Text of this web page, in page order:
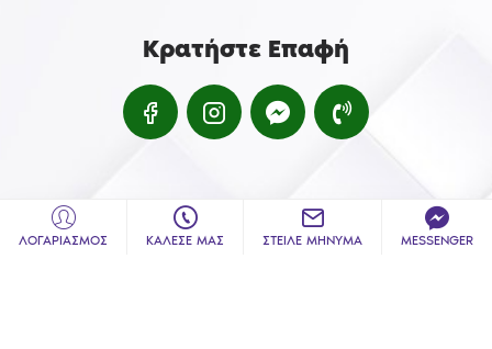
Κρατήστε Επαφή
ΛΟΓΑΡΙΑΣΜΟΣ ΚΑΛΕΣΕ ΜΑΣ ΣΤΕΙΛΕ ΜΗΝΥΜΑ MESSENGER